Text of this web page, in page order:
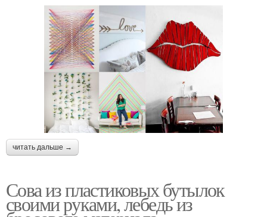
читать дальше →
Сова из пластиковых бутылок
своими руками, лебедь из